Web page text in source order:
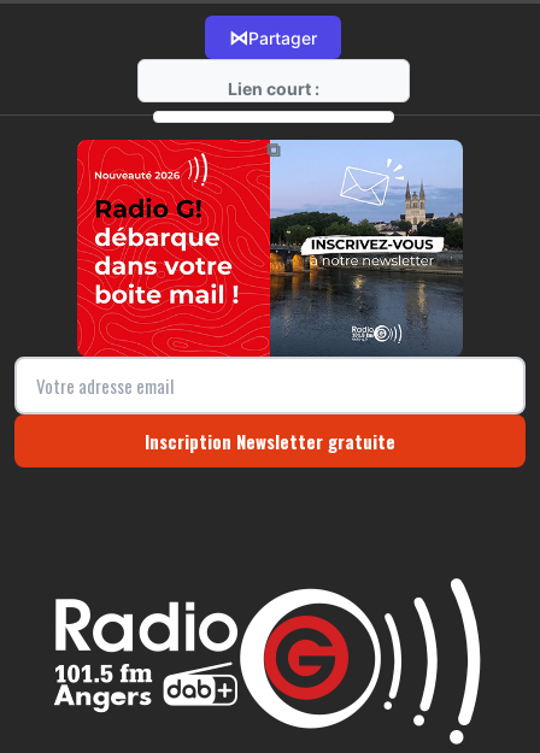
⋈Partager
Lien court :
https://radio-g.fr?21487
⧉
Inscription Newsletter gratuite